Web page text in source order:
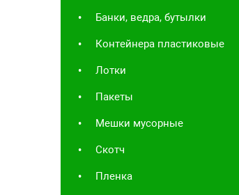
Банки, ведра, бутылки
Контейнера пластиковые
Лотки
Пакеты
Мешки мусорные
Скотч
Пленка